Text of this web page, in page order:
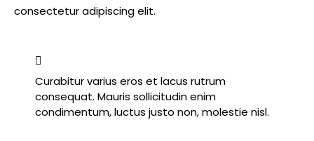
consectetur adipiscing elit.
Curabitur varius eros et lacus rutrum
consequat. Mauris sollicitudin enim
condimentum, luctus justo non, molestie nisl.